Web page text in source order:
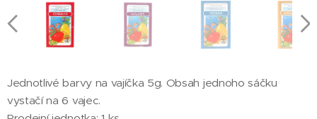
Jednotlivé barvy na vajíčka 5g. Obsah jednoho sáčku
vystačí na 6 vajec.